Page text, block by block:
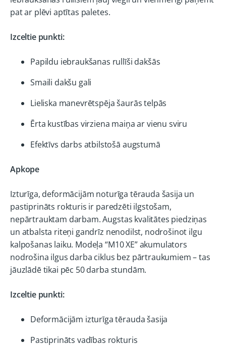
pat ar plēvi aptītas paletes.
Izceltie punkti:
Papildu iebraukšanas rullīši dakšās
Smaili dakšu gali
Lieliska manevrētspēja šaurās telpās
Ērta kustības virziena maiņa ar vienu sviru
Efektīvs darbs atbilstošā augstumā
Apkope
Izturīga, deformācijām noturīga tērauda šasija un
pastiprināts rokturis ir paredzēti ilgstošam,
nepārtrauktam darbam. Augstas kvalitātes piedziņas
un atbalsta riteņi gandrīz nenodilst, nodrošinot ilgu
kalpošanas laiku. Modeļa “M10 XE” akumulators
nodrošina ilgus darba ciklus bez pārtraukumiem – tas
jāuzlādē tikai pēc 50 darba stundām.
Izceltie punkti:
Deformācijām izturīga tērauda šasija
Pastiprināts vadības rokturis